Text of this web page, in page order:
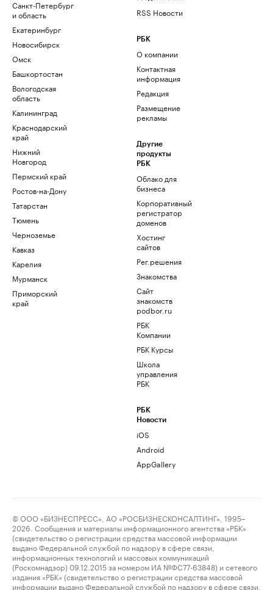
Санкт-Петербург
и область
Екатеринбург
Новосибирск
Омск
Башкортостан
Вологодская
область
Калининград
Краснодарский
край
Нижний
Новгород
Пермский край
Ростов-на-Дону
Татарстан
Тюмень
Черноземье
Кавказ
Карелия
Мурманск
Приморский
край
RSS Новости
РБК
О компании
Контактная
информация
Редакция
Размещение
рекламы
Другие
продукты
РБК
Облако для
бизнеса
Корпоративный
регистратор
доменов
Хостинг
сайтов
Рег.решения
Знакомства
Сайт
знакомств
podbor.ru
РБК
Компании
РБК Курсы
Школа
управления
РБК
РБК
Новости
iOS
Android
AppGallery
© ООО «БИЗНЕСПРЕСС», АО «РОСБИЗНЕСКОНСАЛТИНГ», 1995–
2026. Сообщения и материалы информационного агентства «РБК»
(свидетельство о регистрации средства массовой информации
выдано Федеральной службой по надзору в сфере связи,
информационных технологий и массовых коммуникаций
(Роскомнадзор) 09.12.2015 за номером ИА №ФС77-63848) и сетевого
издания «РБК» (свидетельство о регистрации средства массовой
информации выдано Федеральной службой по надзору в сфере связи,